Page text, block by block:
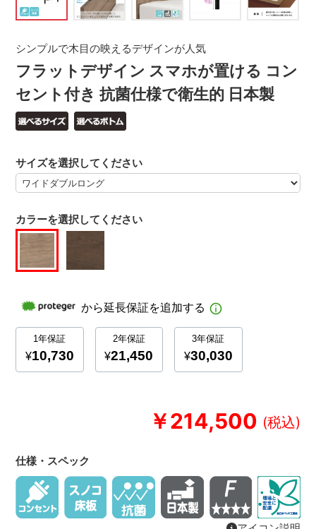
フラットデザイン スマホが置ける コン
セント付き 抗菌仕様で衛生的 日本製
シンプルで木目の映えるデザインが人気
￥214,500
カラーを選択してください
サイズを選択してください
仕様・スペック